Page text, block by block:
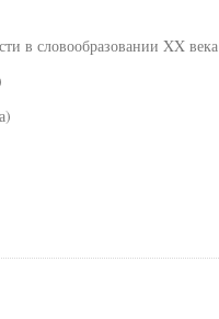
в словообразовании XX века